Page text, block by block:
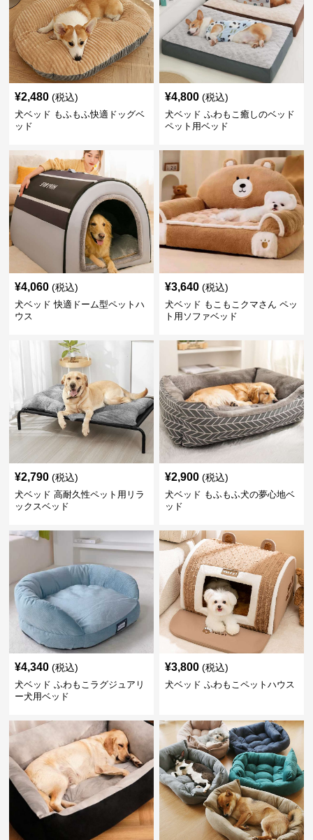
¥2,480 (税込)
犬ベッド もふもふ快適ドッグベ
ッド
¥4,800 (税込)
犬ベッド ふわもこ癒しのベッド
ペット用ベッド
¥4,060 (税込)
犬ベッド 快適ドーム型ペットハ
ウス
¥3,640 (税込)
犬ベッド もこもこクマさん ペッ
ト用ソファベッド
¥2,790 (税込)
犬ベッド 高耐久性ペット用リラ
ックスベッド
¥2,900 (税込)
犬ベッド もふもふ犬の夢心地ベ
ッド
¥4,340 (税込)
犬ベッド ふわもこラグジュアリ
ー犬用ベッド
¥3,800 (税込)
犬ベッド ふわもこペットハウス